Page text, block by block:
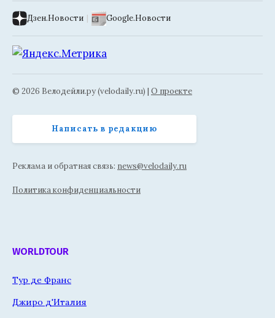
Дзен.Новости | Google.Новости
© 2026 Велодейли.ру (velodaily.ru) | О проекте
Написать в редакцию
Реклама и обратная связь: news@velodaily.ru
Политика конфиденциальности
WORLDTOUR
Тур де Франс
Джиро д'Италия